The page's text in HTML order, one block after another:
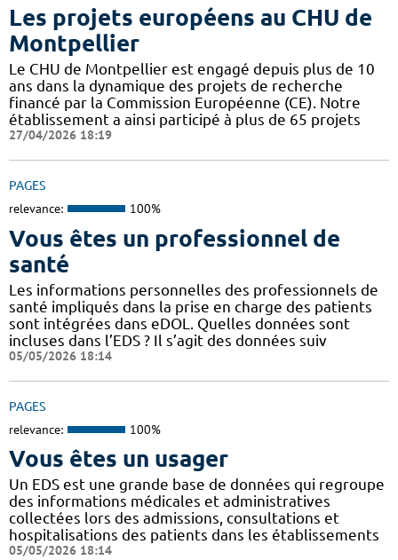
Les projets européens au CHU de
Montpellier
Le CHU de Montpellier est engagé depuis plus de 10
ans dans la dynamique des projets de recherche
financé par la Commission Européenne (CE). Notre
établissement a ainsi participé à plus de 65 projets
27/04/2026 18:19
PAGES
relevance: 100%
Vous êtes un professionnel de
santé
Les informations personnelles des professionnels de
santé impliqués dans la prise en charge des patients
sont intégrées dans eDOL. Quelles données sont
incluses dans l’EDS ? Il s’agit des données suiv
05/05/2026 18:14
PAGES
relevance: 100%
Vous êtes un usager
Un EDS est une grande base de données qui regroupe
des informations médicales et administratives
collectées lors des admissions, consultations et
hospitalisations des patients dans les établissements
05/05/2026 18:14